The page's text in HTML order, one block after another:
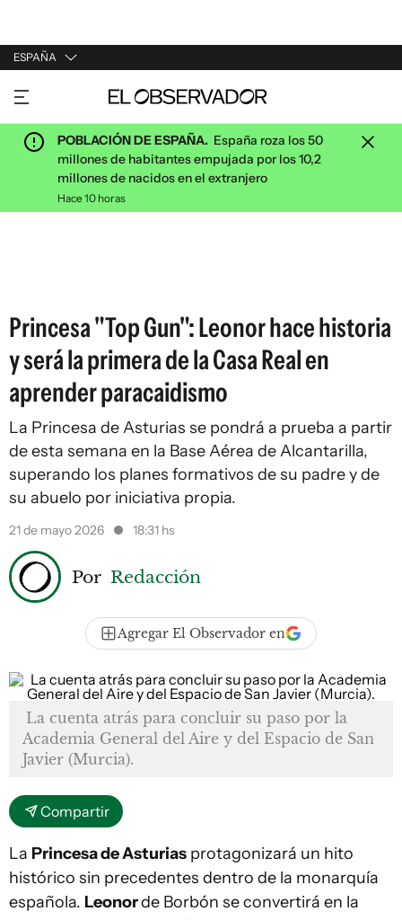
ESPAÑA
URUGUAY
ARGENTINA
ESPAÑA
ESTADOS UNIDOS
POBLACIÓN DE ESPAÑA. España roza los 50
millones de habitantes empujada por los 10,2
millones de nacidos en el extranjero
Hace 10 horas
Princesa "Top Gun": Leonor hace historia
y será la primera de la Casa Real en
aprender paracaidismo
La Princesa de Asturias se pondrá a prueba a partir
de esta semana en la Base Aérea de Alcantarilla,
superando los planes formativos de su padre y de
su abuelo por iniciativa propia.
21 de mayo 2026 18:31 hs
Por Redacción
Agregar El Observador en
La cuenta atrás para concluir su paso por la
Academia General del Aire y del Espacio de San
Javier (Murcia).
Compartir
La Princesa de Asturias protagonizará un hito
histórico sin precedentes dentro de la monarquía
española. Leonorde Borbón se convertirá en la